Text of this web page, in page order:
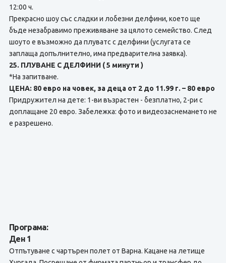
12:00 ч.
Прекрасно шоу със сладки и лобезни делфини, което ще
бъде незабравимо преживяване за цялото семейство. След
шоуто е възможно да плуватс с делфини (услугата се
заплаща допълнително, има предварителна заявка).
25. ПЛУВАНЕ С ДЕЛФИНИ ( 5 минути )
*На запитване.
ЦЕНА: 80 евро на човек, за деца от 2 до 11.99 г. – 80 евро
Придружител на дете: 1-ви възрастен - безплатно, 2-ри с
доплащане 20 евро. Забележка: фото и видеозаснемането не
е разрешено.
Програма:
Ден 1
Отпътуване с чартърен полет от Варна. Кацане на летище